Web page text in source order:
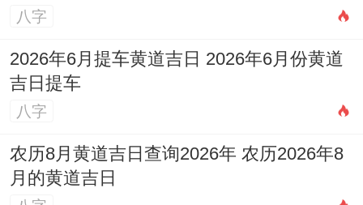
办婚宴，也许会被认位不吉利,带来不必要的
给你的适用建议
挑选好日子是位了让心里更踏实。事件更顺
利、所以某些在领域 得多考虑考虑！必须要
个人化:黄历是大众化的参考 最理想的是能
八字
2026年6月提车黄道吉日 2026年6月份黄道
吉日提车
八字
农历8月黄道吉日查询2026年 农历2026年8
月的黄道吉日